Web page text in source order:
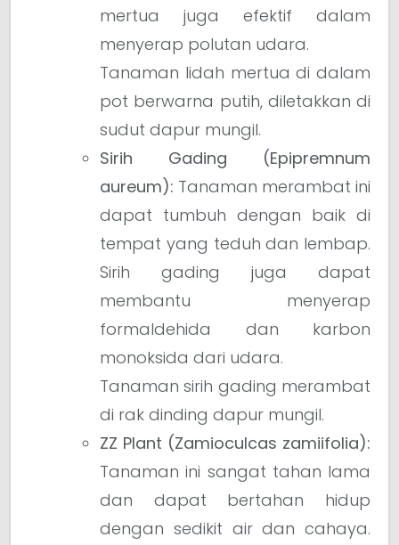
mertua juga efektif dalam
menyerap polutan udara.
Tanaman lidah mertua di dalam
pot berwarna putih, diletakkan di
sudut dapur mungil.
Sirih Gading (Epipremnum
aureum): Tanaman merambat ini
dapat tumbuh dengan baik di
tempat yang teduh dan lembap.
Sirih gading juga dapat
membantu menyerap
formaldehida dan karbon
monoksida dari udara.
Tanaman sirih gading merambat
di rak dinding dapur mungil.
ZZ Plant (Zamioculcas zamiifolia):
Tanaman ini sangat tahan lama
dan dapat bertahan hidup
dengan sedikit air dan cahaya.